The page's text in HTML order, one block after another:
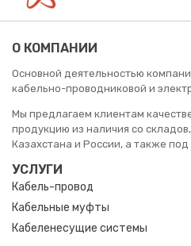
О КОМПАНИИ
Основной деятельностью
кабельно-проводниковой и
Мы предлагаем клиентам
продукцию из наличия со
Казахстана и России, а также под
УСЛУГИ
Кабель-провод
Кабельные муфты
Кабеленесущие системы